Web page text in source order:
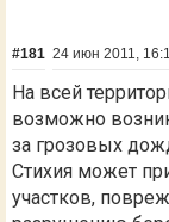
#181 24 июн 2011,
На всей
возможно
за грозовых
Стихия может
участков,